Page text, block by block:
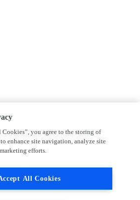
you agree to the storing of
enhance site navigation, analyze site
efforts.
All Cookies